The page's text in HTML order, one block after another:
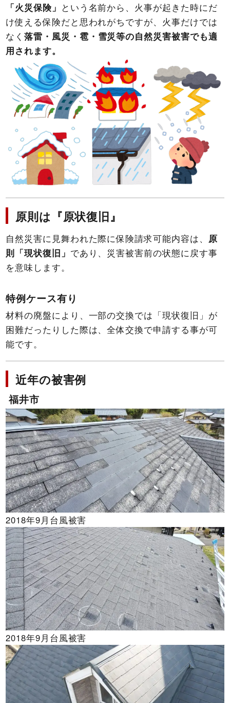
「火災保険」 という名前から、火事が起きた時にだ
け使える保険だと思われがちですが、火事だけでは
なく落雷・風災・雹・雪災等の自然災害被害でも適
用されます。
原則は『原状復旧』
自然災害に見舞われた際に保険請求可能内容は、 原
則「現状復旧」 であり、災害被害前の状態に戻す事
を意味します。
特例ケース有り
材料の廃盤により、一部の交換では「現状復旧」が
困難だったりした際は、全体交換で申請する事が可
能です。
近年の被害例
福井市
2018年9月台風被害
2018年9月台風被害